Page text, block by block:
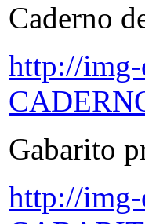
Caderno
http://
Gabarito
http://